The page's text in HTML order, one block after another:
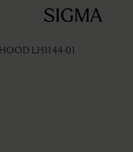
LH1144-01